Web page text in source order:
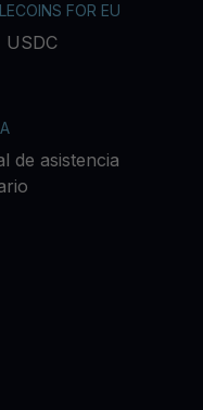
FOR EU
USDC
de asistencia